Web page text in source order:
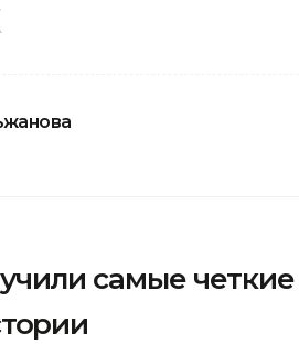
самые